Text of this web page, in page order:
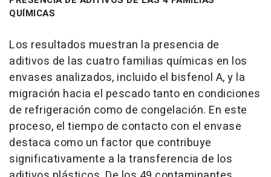
QUÍMICAS
Los resultados muestran la presencia de
aditivos de las cuatro familias químicas en los
envases analizados, incluido el bisfenol A, y la
migración hacia el pescado tanto en condiciones
de refrigeración como de congelación. En este
proceso, el tiempo de contacto con el envase
destaca como un factor que contribuye
significativamente a la transferencia de los